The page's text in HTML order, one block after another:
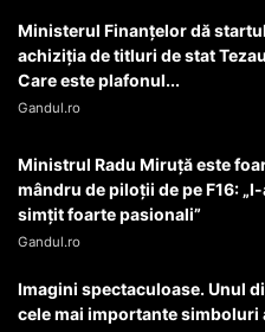
Ministerul Finanțelor dă
achiziția de titluri de stat
Care este plafonul...
Gandul.ro
Ministrul Radu Miruţă este
mândru de piloţii de pe F16:
simţit foarte pasionali”
Gandul.ro
Imagini spectaculoase. Unul
cele mai importante simboluri